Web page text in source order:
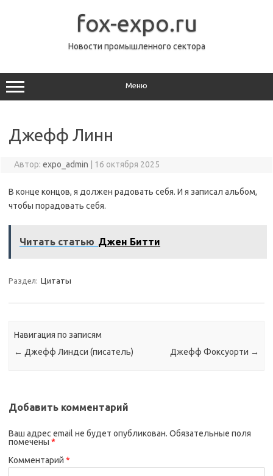
fox-expo.ru
Новости промышленного сектора
Меню
Джефф Линн
Автор: expo_admin 16 октября 2025
В конце концов, я должен радовать себя. И я записал альбом,
чтобы порадовать себя.
Читать статью Джен Битти
Раздел: Цитаты
Навигация по записям
← Джефф Линдси (писатель) Джефф Фоксуорти →
Добавить комментарий
Ваш адрес email не будет опубликован. Обязательные поля
помечены *
Комментарий *